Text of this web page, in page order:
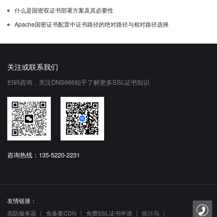
什么是国密双证书部署方案及其必要性
Apache国密证书配置中证书路径的绝对路径与相对路径选择
关注或联系我们
扫码咨询，关注DNS666知乎了解更多SSL证书知识
咨询热线：135-5220-2231
友情链接：
高防服务器
免备案CDN 免费SSL证书申请 统计鸟